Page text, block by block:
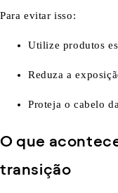
Para evitar isso:
Utilize produtos
Reduza a
Proteja o cabelo
O que
transição